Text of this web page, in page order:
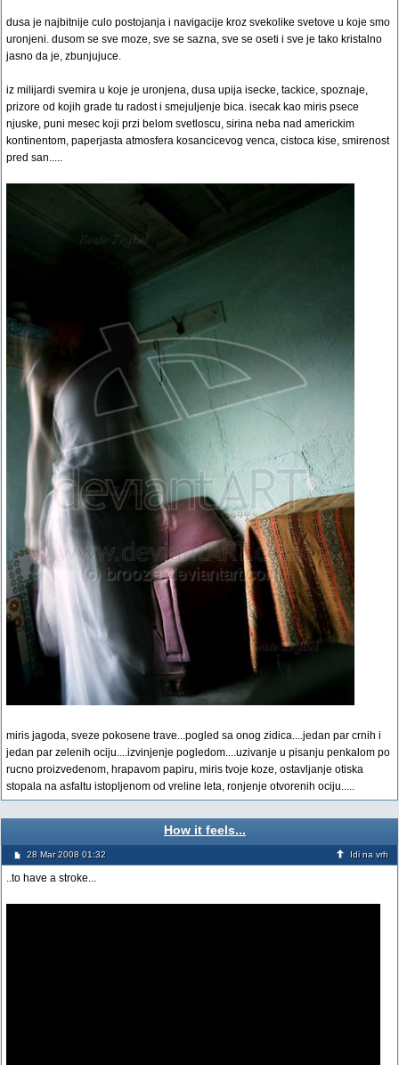
dusa je najbitnije culo postojanja i navigacije kroz svekolike svetove u koje smo
uronjeni. dusom se sve moze, sve se sazna, sve se oseti i sve je tako kristalno
jasno da je, zbunjujuce.
iz milijardi svemira u koje je uronjena, dusa upija isecke, tackice, spoznaje,
prizore od kojih grade tu radost i smejuljenje bica. isecak kao miris psece
njuske, puni mesec koji przi belom svetloscu, sirina neba nad americkim
kontinentom, paperjasta atmosfera kosancicevog venca, cistoca kise, smirenost
pred san.....
miris jagoda, sveze pokosene trave...pogled sa onog zidica....jedan par crnih i
jedan par zelenih ociju....izvinjenje pogledom....uzivanje u pisanju penkalom po
rucno proizvedenom, hrapavom papiru, miris tvoje koze, ostavljanje otiska
stopala na asfaltu istopljenom od vreline leta, ronjenje otvorenih ociju.....
How it feels...
28 Mar 2008 01:32 Idi na vrh
..to have a stroke...